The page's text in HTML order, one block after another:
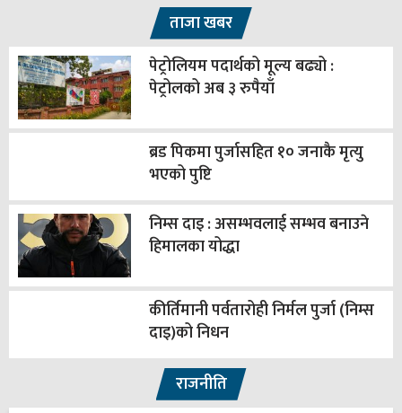
ताजा खबर
पेट्रोलियम पदार्थको मूल्य बढ्यो :
पेट्रोलको अब ३ रुपैयाँ
ब्रड पिकमा पुर्जासहित १० जनाकै मृत्यु
भएको पुष्टि
निम्स दाइ : असम्भवलाई सम्भव बनाउने
हिमालका योद्धा
कीर्तिमानी पर्वतारोही निर्मल पुर्जा (निम्स
दाइ)को निधन
राजनीति